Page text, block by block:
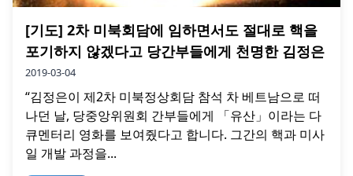
[기도] 2차 미북회담에 임하면서도 절대로 핵을
포기하지 않겠다고 당간부들에게 천명한 김정은
2019-03-04
“김정은이 제2차 미북정상회담 참석 차 베트남으로 떠
나던 날, 당중앙위원회 간부들에게 「유산」이라는 다
큐멘터리 영화를 보여줬다고 합니다. 그간의 핵과 미사
일 개발 과정을...